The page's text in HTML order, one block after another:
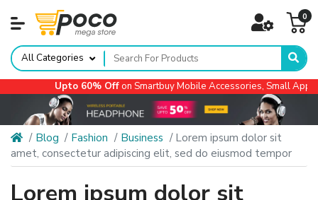
0
All Categories
Upto 60% Offon Smartbuy Mobile Accessories, Small
Blog Fashion Business
Lorem ipsum dolor sit
amet, consectetur adipiscing elit, sed do eiusmod tempor
Lorem ipsum dolor sit